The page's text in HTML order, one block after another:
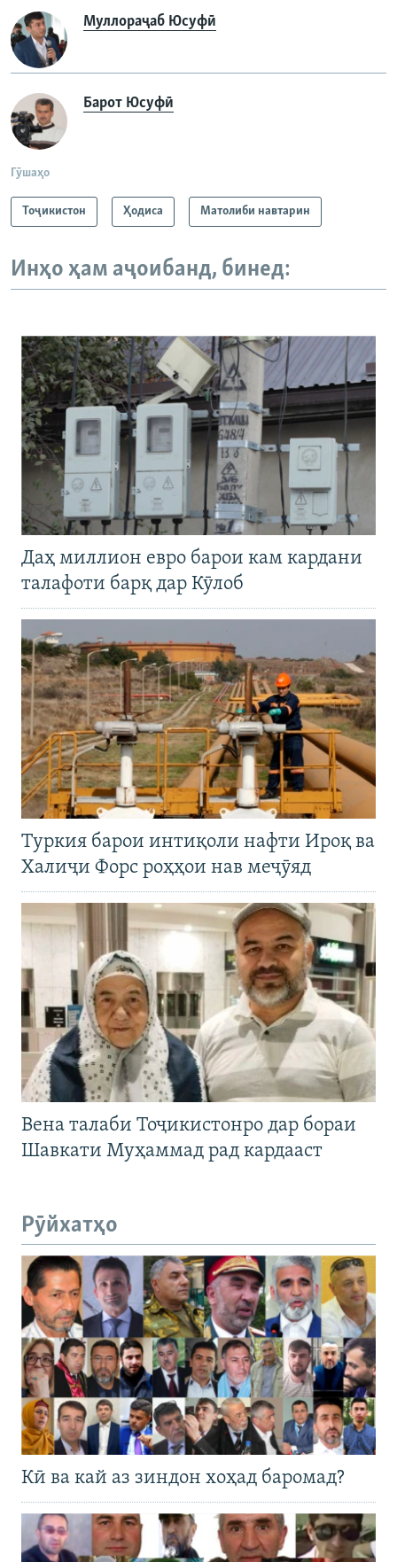
Муллораҷаб Юсуфӣ
Барот Юсуфӣ
Гӯшаҳо
Тоҷикистон Ҳодиса Матолиби навтарин
Инҳо ҳам аҷоибанд, бинед:
Даҳ миллион евро барои кам кардани
талафоти барқ дар Кӯлоб
Туркия барои интиқоли нафти Ироқ ва
Халиҷи Форс роҳҳои нав меҷӯяд
Вена талаби Тоҷикистонро дар бораи
Шавкати Муҳаммад рад кардааст
Рӯйхатҳо
Кӣ ва кай аз зиндон хоҳад баромад?